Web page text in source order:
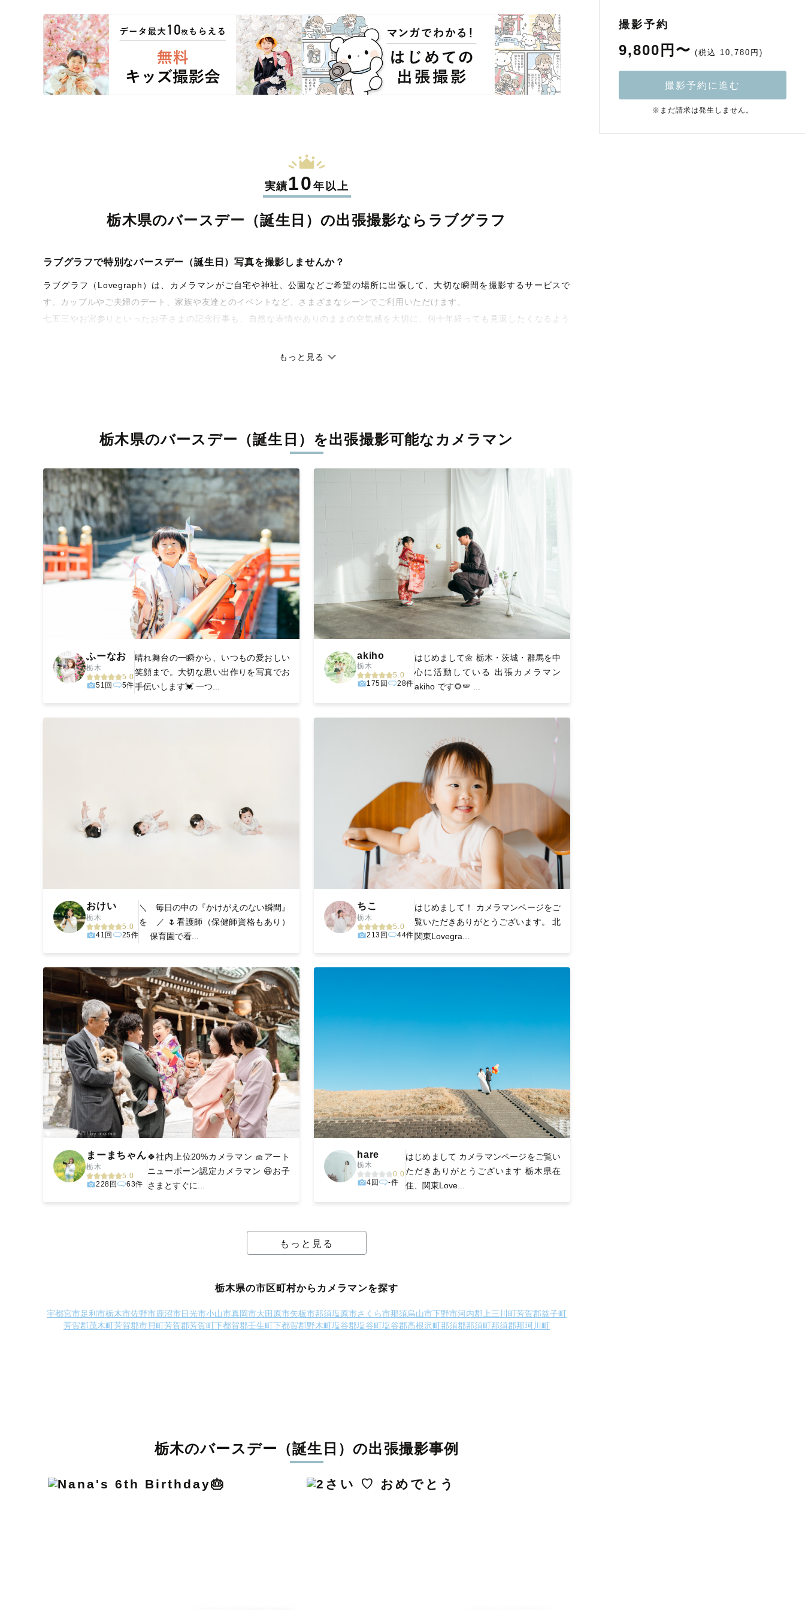
実績10年以上
栃木県のバースデー（誕生日）の出張撮影なら ラブグラフ
ラブグラフで特別なバースデー（誕生日）写真を撮影しませんか？
ラブグラフ（Lovegraph）は、カメラマンがご自宅や神社、公園などご希望の場所に出張して、大切な瞬間を撮影するサービスで
す。カップルやご夫婦のデート、家族や友達とのイベントなど、さまざまなシーンでご利用いただけます。
七五三やお宮参りといったお子さまの記念行事も、自然な表情やありのままの空気感を大切に、何十年経っても見返したくなるよう
丁寧なレタッチで思い出を美しく仕上げます
きっと「こんな写真を撮ってほしかった！」と思える一枚に出会えます。まずは、ラブグラフの
をご覧ください。
もっと見る
栃木県のバースデー（誕生日）を出張撮影可能なカメラマン
ふーなお
栃木
5.0
51回
5件
晴れ舞台の一瞬から、いつもの愛おしい
笑顔まで。大切な思い出作りを写真でお
手伝いします💓 一つ...
akiho
栃木
5.0
175回
28件
はじめまして🌼 栃木・茨城・群馬を中
心に活動している 出張カメラマン
akiho です🌻🪽 ...
おけい
栃木
5.0
41回
25件
＼ 毎日の中の『かけがえのない瞬間』
を ／ 🌷看護師（保健師資格もあり）
保育園で看...
ちこ
栃木
5.0
213回
44件
はじめまして！ カメラマンページをご
覧いただきありがとうございます。 北
関東Lovegra...
まーまちゃん
栃木
5.0
228回
63件
🍀社内上位20%カメラマン 🧺アート
ニューボーン認定カメラマン‬‬‬ 😆お子
さまとすぐに...
hare
栃木
0.0
4回
-件
はじめまして カメラマンページをご覧い
ただきありがとうございます 栃木県在
住、関東Love...
もっと見る
栃木県の市区町村からカメラマンを探す
宇都宮市足利市栃木市佐野市鹿沼市日光市小山市真岡市大田原市矢板市那須塩原市さくら市那須烏山市下野市河内郡上三川町芳賀郡益子町
芳賀郡茂木町芳賀郡市貝町芳賀郡芳賀町下都賀郡壬生町下都賀郡野木町塩谷郡塩谷町塩谷郡高根沢町那須郡那須町那須郡那珂川町
栃木のバースデー（誕生日）の出張撮影事例
撮影予約
9,800円〜 (税込 10,780円)
撮影予約に進む
※まだ請求は発生しません。